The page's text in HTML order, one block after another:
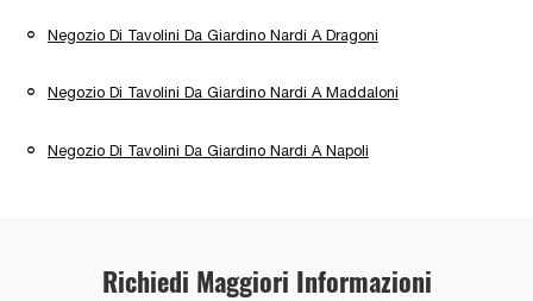
Negozio Di Tavolini Da Giardino Nardi A Dragoni
Negozio Di Tavolini Da Giardino Nardi A Maddaloni
Negozio Di Tavolini Da Giardino Nardi A Napoli
Richiedi Maggiori Informazioni